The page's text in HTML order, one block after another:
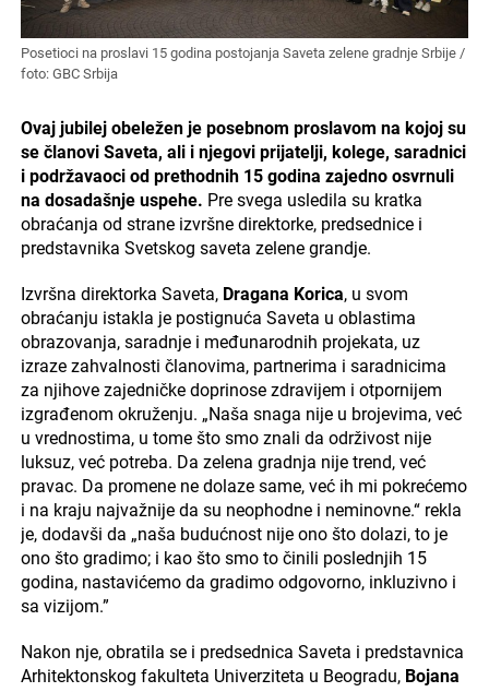
Posetioci na proslavi 15 godina postojanja Saveta zelene gradnje Srbije /
foto: GBC Srbija
Ovaj jubilej obeležen je posebnom proslavom na kojoj su
se članovi Saveta, ali i njegovi prijatelji, kolege, saradnici
i podržavaoci od prethodnih 15 godina zajedno osvrnuli
na dosadašnje uspehe. Pre svega usledila su kratka
obraćanja od strane izvršne direktorke, predsednice i
predstavnika Svetskog saveta zelene grandje.
Izvršna direktorka Saveta, Dragana Korica, u svom
obraćanju istakla je postignuća Saveta u oblastima
obrazovanja, saradnje i međunarodnih projekata, uz
izraze zahvalnosti članovima, partnerima i saradnicima
za njihove zajedničke doprinose zdravijem i otpornijem
izgrađenom okruženju. „Naša snaga nije u brojevima, već
u vrednostima, u tome što smo znali da održivost nije
luksuz, već potreba. Da zelena gradnja nije trend, već
pravac. Da promene ne dolaze same, već ih mi pokrećemo
i na kraju najvažnije da su neophodne i neminovne.“ rekla
je, dodavši da „naša budućnost nije ono što dolazi, to je
ono što gradimo; i kao što smo to činili poslednjih 15
godina, nastavićemo da gradimo odgovorno, inkluzivno i
sa vizijom.”
Nakon nje, obratila se i predsednica Saveta i predstavnica
Arhitektonskog fakulteta Univerziteta u Beogradu, Bojana